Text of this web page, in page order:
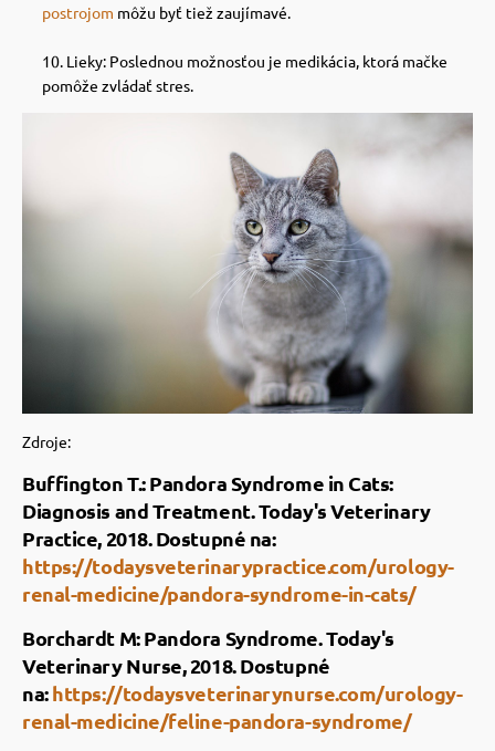
postrojom môžu byť tiež zaujímavé.
Lieky: Poslednou možnosťou je medikácia, ktorá mačke
pomôže zvládať stres.
Zdroje:
Buffington T.: Pandora Syndrome in Cats:
Diagnosis and Treatment. Today's Veterinary
Practice, 2018. Dostupné na:
https://todaysveterinarypractice.com/urology-
renal-medicine/pandora-syndrome-in-cats/
Borchardt M: Pandora Syndrome. Today's
Veterinary Nurse, 2018. Dostupné
na:https://todaysveterinarynurse.com/urology-
renal-medicine/feline-pandora-syndrome/